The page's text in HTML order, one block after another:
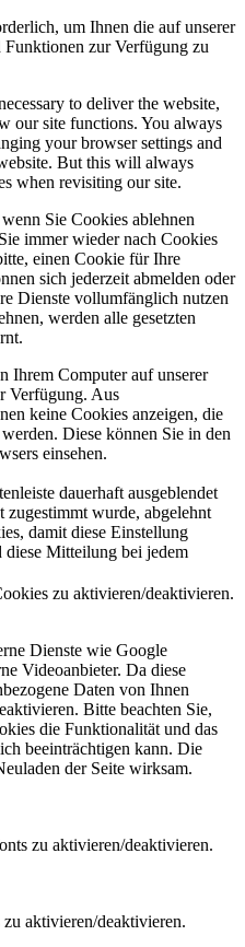
um Ihnen die auf unserer
Funktionen zur Verfügung zu
to deliver the website,
our site functions. You always
your browser settings and
But this will always
when revisiting our site.
Sie Cookies ablehnen
immer wieder nach Cookies
einen Cookie für Ihre
sich jederzeit abmelden oder
Dienste vollumfänglich nutzen
werden alle gesetzten
Ihrem Computer auf unserer
Verfügung. Aus
keine Cookies anzeigen, die
Diese können Sie in den
einsehen.
dauerhaft ausgeblendet
wurde, abgelehnt
damit diese Einstellung
Mitteilung bei jedem
zu aktivieren/deaktivieren.
Dienste wie Google
Videoanbieter. Da diese
Daten von Ihnen
Bitte beachten Sie,
die Funktionalität und das
beeinträchtigen kann. Die
der Seite wirksam.
zu aktivieren/deaktivieren.
aktivieren/deaktivieren.